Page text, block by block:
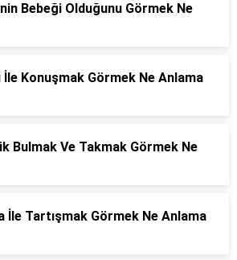
Bebeği Olduğunu Görmek Ne
İle Konuşmak Görmek Ne Anlama
Bulmak Ve Takmak Görmek Ne
İle Tartışmak Görmek Ne Anlama